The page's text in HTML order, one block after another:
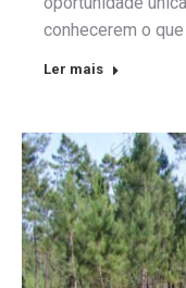
conhecerem o
Ler mais